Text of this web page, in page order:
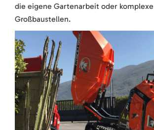
die eigene Gartenarbeit oder komplexe
Großbaustellen.